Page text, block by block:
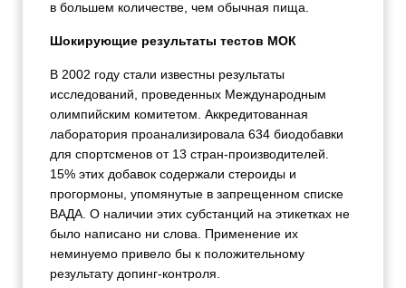
в большем количестве, чем обычная пища.
Шокирующие результаты тестов МОК
В 2002 году стали известны результаты
исследований, проведенных Международным
олимпийским комитетом. Аккредитованная
лаборатория проанализировала 634 биодобавки
для спортсменов от 13 стран-производителей.
15% этих добавок содержали стероиды и
прогормоны, упомянутые в запрещенном списке
ВАДА. О наличии этих субстанций на этикетках не
было написано ни слова. Применение их
неминуемо привело бы к положительному
результату допинг-контроля.